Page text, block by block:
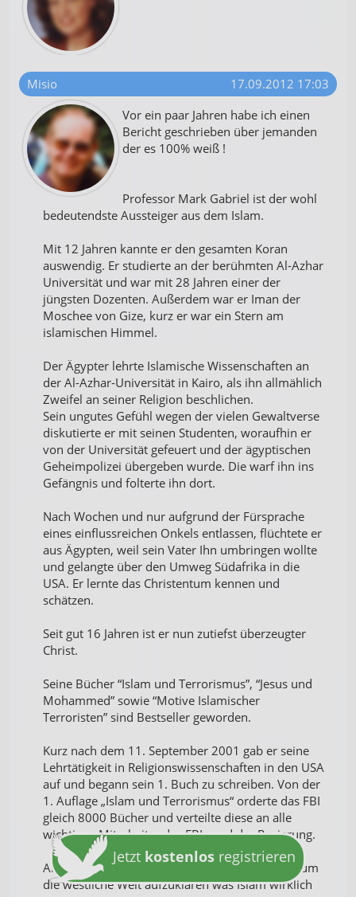
Misio
17.09.2012 17:03
Vor ein paar Jahren habe ich einen
Bericht geschrieben über jemanden
der es 100% weiß !
Professor Mark Gabriel ist der wohl
bedeutendste Aussteiger aus dem Islam.
Mit 12 Jahren kannte er den gesamten Koran
auswendig. Er studierte an der berühmten Al-Azhar
Universität und war mit 28 Jahren einer der
jüngsten Dozenten. Außerdem war er Iman der
Moschee von Gize, kurz er war ein Stern am
islamischen Himmel.
Der Ägypter lehrte Islamische Wissenschaften an
der Al-Azhar-Universität in Kairo, als ihn allmählich
Zweifel an seiner Religion beschlichen.
Sein ungutes Gefühl wegen der vielen Gewaltverse
diskutierte er mit seinen Studenten, woraufhin er
von der Universität gefeuert und der ägyptischen
Geheimpolizei übergeben wurde. Die warf ihn ins
Gefängnis und folterte ihn dort.
Nach Wochen und nur aufgrund der Fürsprache
eines einflussreichen Onkels entlassen, flüchtete er
aus Ägypten, weil sein Vater Ihn umbringen wollte
und gelangte über den Umweg Südafrika in die
USA. Er lernte das Christentum kennen und
schätzen.
Seit gut 16 Jahren ist er nun zutiefst überzeugter
Christ.
Seine Bücher “Islam und Terrorismus”, “Jesus und
Mohammed” sowie “Motive Islamischer
Terroristen” sind Bestseller geworden.
Kurz nach dem 11. September 2001 gab er seine
Lehrtätigkeit in Religionswissenschaften in den USA
auf und begann sein 1. Buch zu schreiben. Von der
1. Auflage „Islam und Terrorismus“ orderte das FBI
gleich 8000 Bücher und verteilte diese an alle
wichtigen Mitarbeiter des FBIs und der Regierung.
Alsbald begann Dr. Gabriel mit Vortragsreisen, um
die westliche Welt aufzuklären was Islam wirklich
Jetzt kostenlos registrieren